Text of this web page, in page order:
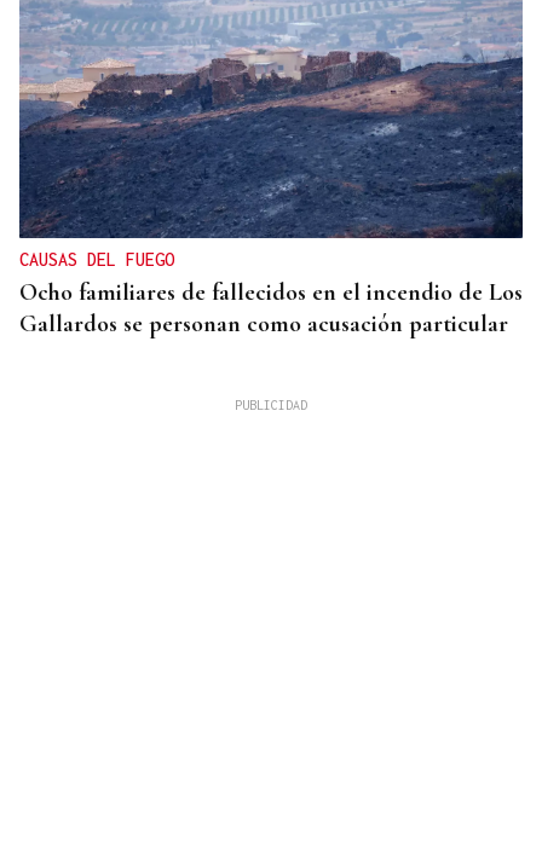
CAUSAS DEL FUEGO
Ocho familiares de fallecidos en el incendio de Los
Gallardos se personan como acusación particular